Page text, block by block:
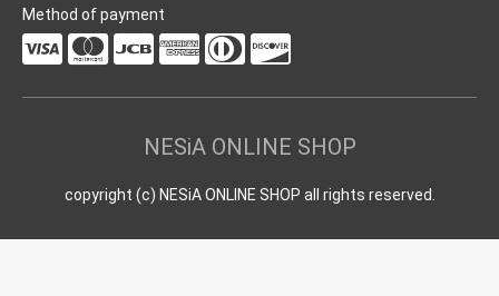
Method of payment
NESiA ONLINE SHOP
copyright (c) NESiA ONLINE SHOP all rights reserved.